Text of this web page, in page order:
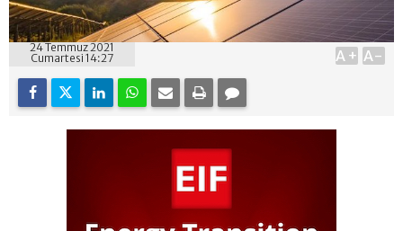
24 Temmuz 2021
Cumartesi 14:27
A+ A-